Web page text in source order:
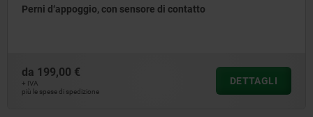
Perni d‘appoggio, con sensore di contatto
da 199,00 €
+ IVA
più le spese di spedizione
DETTAGLI